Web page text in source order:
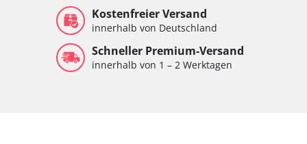
Kostenfreier Versand
innerhalb von Deutschland
Schneller Premium-Versand
innerhalb von 1 – 2 Werktagen